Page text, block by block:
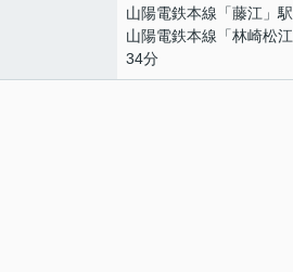
山陽電鉄本線 「藤江 」
山陽電鉄本線 「林崎松
34分